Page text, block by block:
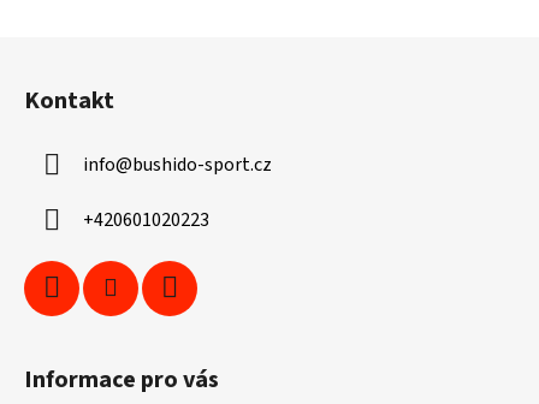
Kontakt
info@bushido-sport.cz
+420601020223
Informace pro vás